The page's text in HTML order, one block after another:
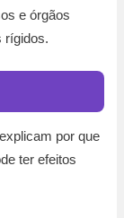
e órgãos
rígidos.
por que
ter efeitos